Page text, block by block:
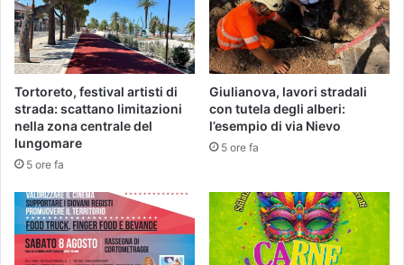
Tortoreto, festival artisti di
strada: scattano limitazioni
nella zona centrale del
lungomare
5 ore fa
Giulianova, lavori stradali
con tutela degli alberi:
l’esempio di via Nievo
5 ore fa